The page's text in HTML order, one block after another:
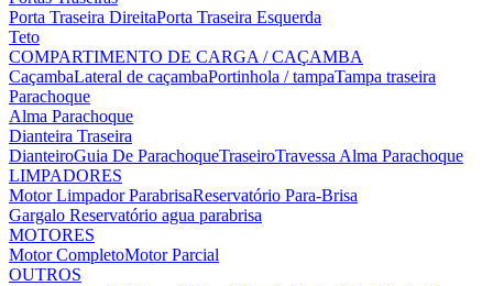
Porta Traseira DireitaPorta Traseira Esquerda
Teto
COMPARTIMENTO DE CARGA / CAÇAMBA
CaçambaLateral de caçambaPortinhola / tampaTampa traseira
Parachoque
Alma Parachoque
Dianteira Traseira
DianteiroGuia De ParachoqueTraseiroTravessa Alma Parachoque
LIMPADORES
Motor Limpador ParabrisaReservatório Para-Brisa
Gargalo Reservatório agua parabrisa
MOTORES
Motor CompletoMotor Parcial
OUTROS